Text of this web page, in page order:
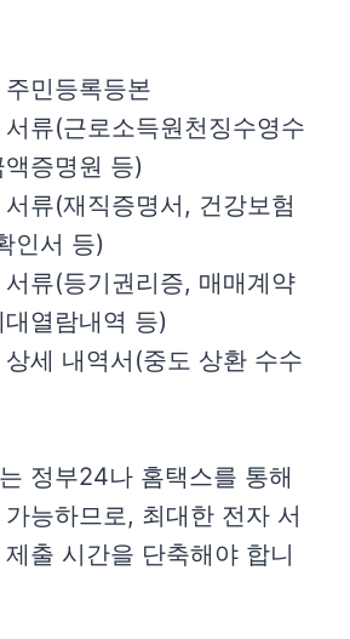
민등록등본
류(근로소득원천징수영수
증명원 등)
류(재직증명서, 건강보험
인서 등)
류(등기권리증, 매매계약
열람내역 등)
세 내역서(중도 상환 수수
정부24나 홈택스를 통해
능하므로, 최대한 전자 서
출 시간을 단축해야 합니